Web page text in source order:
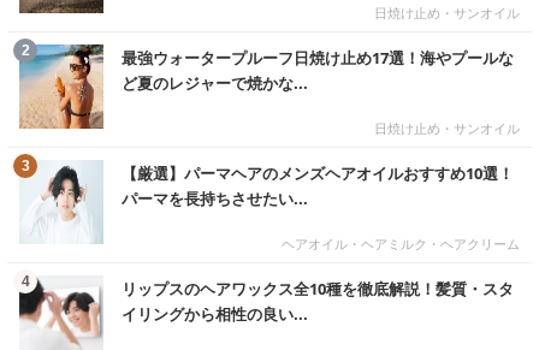
日焼け止め・サンオイル
最強ウォータープルーフ日焼け止め17選！海やプールな
ど夏のレジャーで焼かな...
日焼け止め・サンオイル
2
【厳選】パーマヘアのメンズヘアオイルおすすめ10選！
パーマを長持ちさせたい...
ヘアオイル・ヘアミルク・ヘアクリーム
3
リップスのヘアワックス全10種を徹底解説！髪質・スタ
イリングから相性の良い...
4